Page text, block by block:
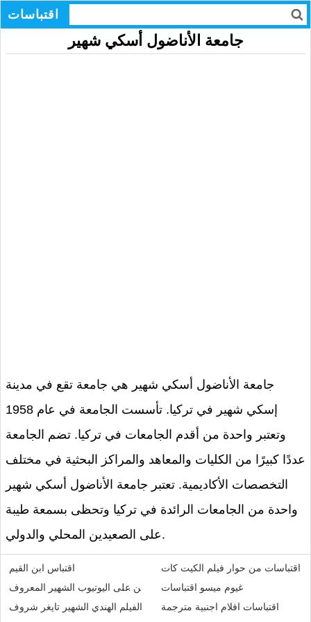
اقتباسات
جامعة الأناضول أسكي شهير
جامعة الأناضول أسكي شهير هي جامعة تقع في مدينة
إسكي شهير في تركيا. تأسست الجامعة في عام 1958
وتعتبر واحدة من أقدم الجامعات في تركيا. تضم الجامعة
عددًا كبيرًا من الكليات والمعاهد والمراكز البحثية في مختلف
التخصصات الأكاديمية. تعتبر جامعة الأناضول أسكي شهير
واحدة من الجامعات الرائدة في تركيا وتحظى بسمعة طيبة
على الصعيدين المحلي والدولي.
اقتباس ابن القيم
حميل برنتمج تحكيا الفديوهات من على اليوتيوب الشهير المعروف
الفيلم الهندي الشهير تايغر شروف
اقتباسات من حوار فيلم الكيت كات
غيوم ميسو اقتباسات
اقتباسات افلام اجنبية مترجمة